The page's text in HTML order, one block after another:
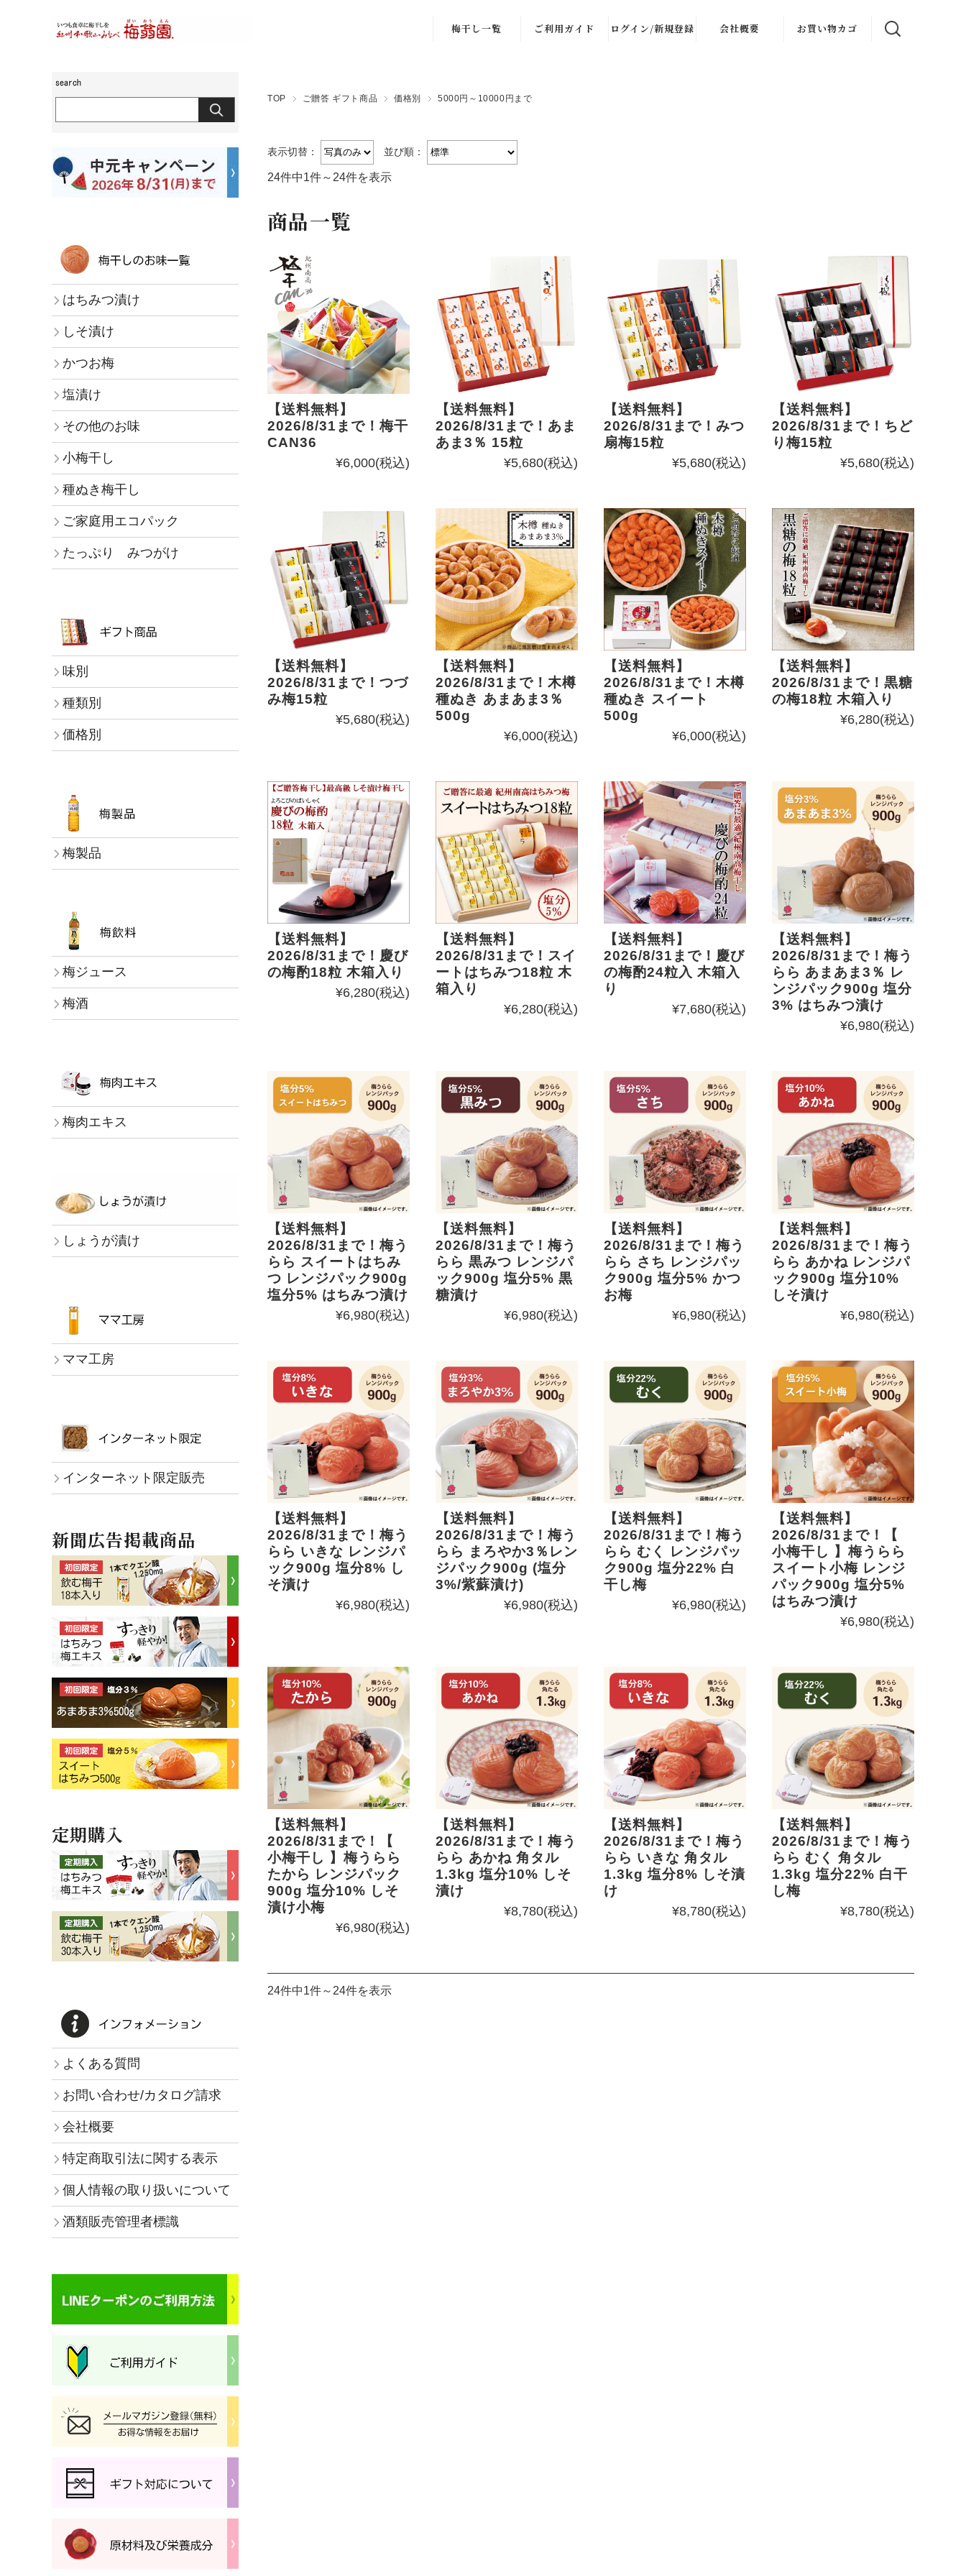
梅干し一覧
しそ漬け
塩漬け
ご利用ガイド
フォン)
新規会員登録の
手順(パソコン)
ログイン/新規登録 会社概要 お買い物カゴ
TOP ご贈答 ギフト商品 価格別 5000円～10000円まで
表示切替： 並び順：
24件中1件～24件を表示
商品一覧
【送料無料】
2026/8/31まで！梅干
CAN36
¥6,000(税込)
【送料無料】
2026/8/31まで！あま
あま3％ 15粒
¥5,680(税込)
【送料無料】
2026/8/31まで！みつ
扇梅15粒
¥5,680(税込)
【送料無料】
2026/8/31まで！ちど
り梅15粒
¥5,680(税込)
【送料無料】
2026/8/31まで！つづ
み梅15粒
¥5,680(税込)
【送料無料】
2026/8/31まで！木樽
種ぬき あまあま3％
500g
¥6,000(税込)
【送料無料】
2026/8/31まで！木樽
種ぬき スイート
500g
¥6,000(税込)
【送料無料】
2026/8/31まで！黒糖
の梅18粒 木箱入り
¥6,280(税込)
【送料無料】
2026/8/31まで！慶び
の梅酌18粒 木箱入り
¥6,280(税込)
【送料無料】
2026/8/31まで！スイ
ートはちみつ18粒 木
箱入り
¥6,280(税込)
【送料無料】
2026/8/31まで！慶び
の梅酌24粒入 木箱入
り
¥7,680(税込)
【送料無料】
2026/8/31まで！梅う
らら あまあま3％ レ
ンジパック900g 塩分
3% はちみつ漬け
¥6,980(税込)
【送料無料】
2026/8/31まで！梅う
らら スイートはちみ
つ レンジパック900g
塩分5% はちみつ漬け
¥6,980(税込)
【送料無料】
2026/8/31まで！梅う
らら 黒みつ レンジパ
ック900g 塩分5% 黒
糖漬け
¥6,980(税込)
【送料無料】
2026/8/31まで！梅う
らら さち レンジパッ
ク900g 塩分5% かつ
お梅
¥6,980(税込)
【送料無料】
2026/8/31まで！梅う
らら あかね レンジパ
ック900g 塩分10%
しそ漬け
¥6,980(税込)
【送料無料】
2026/8/31まで！梅う
らら いきな レンジパ
ック900g 塩分8% し
そ漬け
¥6,980(税込)
【送料無料】
2026/8/31まで！梅う
らら まろやか3％レン
ジパック900g (塩分
3%/紫蘇漬け)
¥6,980(税込)
【送料無料】
2026/8/31まで！梅う
らら むく レンジパッ
ク900g 塩分22% 白
干し梅
¥6,980(税込)
【送料無料】
2026/8/31まで！【
小梅干し 】梅うらら
スイート小梅 レンジ
パック900g 塩分5%
はちみつ漬け
¥6,980(税込)
【送料無料】
2026/8/31まで！【
小梅干し 】梅うらら
たから レンジパック
900g 塩分10% しそ
漬け小梅
¥6,980(税込)
【送料無料】
2026/8/31まで！梅う
らら あかね 角タル
1.3kg 塩分10% しそ
漬け
¥8,780(税込)
【送料無料】
2026/8/31まで！梅う
らら いきな 角タル
1.3kg 塩分8% しそ漬
け
¥8,780(税込)
【送料無料】
2026/8/31まで！梅う
らら むく 角タル
1.3kg 塩分22% 白干
し梅
¥8,780(税込)
24件中1件～24件を表示
はちみつ漬け
しそ漬け
かつお梅
塩漬け
その他のお味
小梅干し
種ぬき梅干し
ご家庭用エコパック
たっぷり みつがけ
味別
種類別
価格別
梅製品
梅ジュース
梅酒
梅肉エキス
しょうが漬け
ママ工房
インターネット限定販売
新聞広告掲載商品
定期購入
よくある質問
お問い合わせ/カタログ請求
会社概要
特定商取引法に関する表示
個人情報の取り扱いについて
酒類販売管理者標識